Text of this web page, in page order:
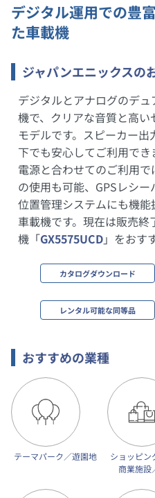
デジタル運用での豊
た車載機
ジャパンエニックスの
デジタルとアナログのデ
機で、クリアな音質と高
モデルです。スピーカー
下でも安心してご利用で
電源と合わせてのご利用
の使用も可能、GPSレシー
位置管理システムにも機
車載機です。現在は販売
機「GX5575UCD」をおす
カタログダウンロード
レンタル可能な同等品
おすすめの業種
テーマパーク／遊園地
ショッピン
商業施設